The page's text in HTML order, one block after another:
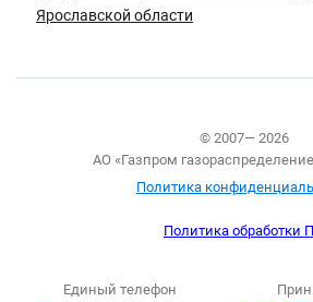
Ярославской области
© 2007— 2026
АО «Газпром
Политика
Политика обработки
Единый телефон